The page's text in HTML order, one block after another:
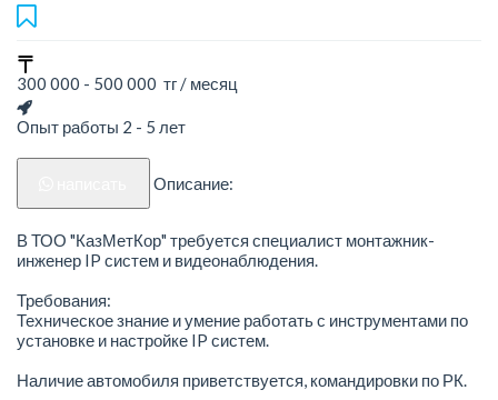
300 000 - 500 000 тг / месяц
Опыт работы 2 - 5 лет
Описание:
В ТОО "КазМетКор" требуется специалист монтажник-
инженер IP систем и видеонаблюдения.
Требования:
Техническое знание и умение работать с инструментами по
установке и настройке IP систем.
Наличие автомобиля приветствуется, командировки по РК.